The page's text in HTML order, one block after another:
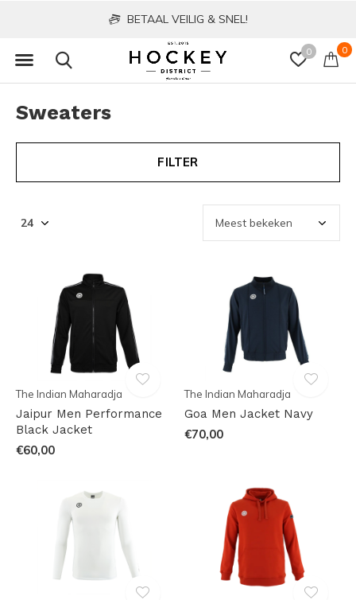
0 0
BETAAL VEILIG & SNEL!
Sweaters
FILTER
The Indian Maharadja
Jaipur Men Performance
Black Jacket
€60,00
The Indian Maharadja
Goa Men Jacket Navy
€70,00